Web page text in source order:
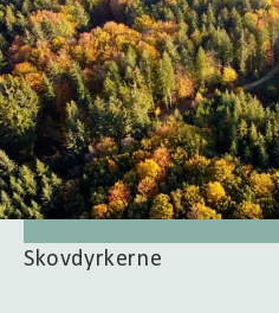
Skovdyrkerne